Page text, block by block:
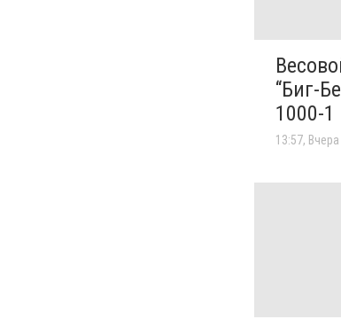
“Биг-
1000-1
13:57, Вчера